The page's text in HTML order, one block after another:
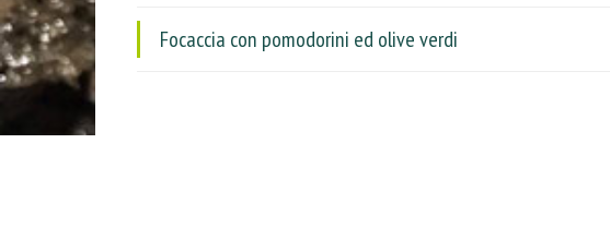
Focaccia con pomodorini ed olive verdi